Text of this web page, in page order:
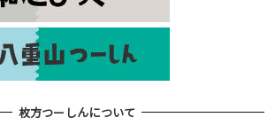
枚方つーしんについて